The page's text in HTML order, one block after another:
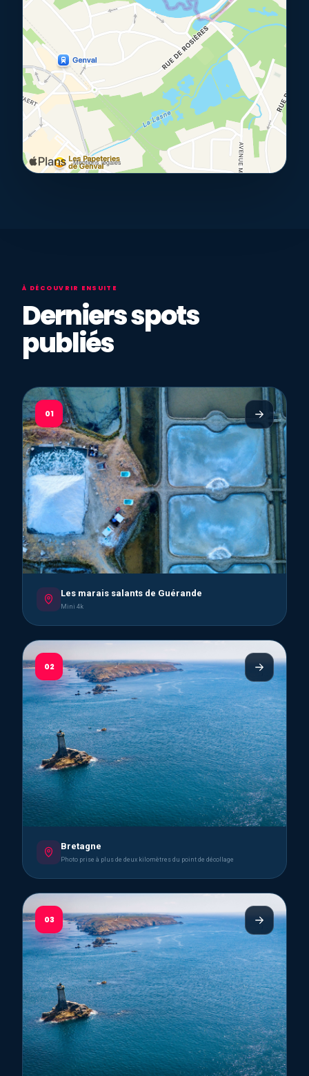
À DÉCOUVRIR ENSUITE
Derniers spots
publiés
01
Les marais salants de Guérande
Mini 4k
02
Bretagne
Photo prise à plus de deux kilomètres du point de décollage
03